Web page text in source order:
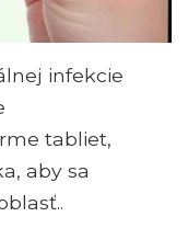
infekcie
tabliet,
aby sa